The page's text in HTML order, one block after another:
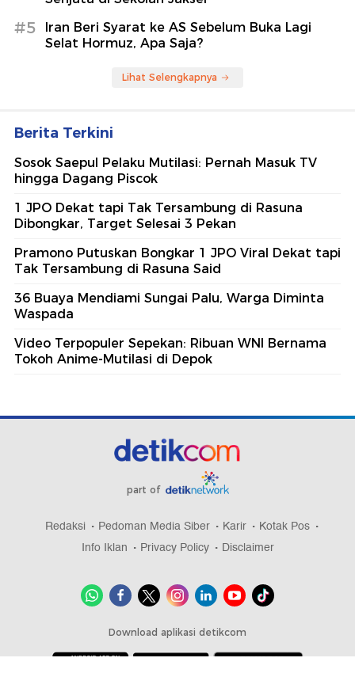
#5
Iran Beri Syarat ke AS Sebelum Buka Lagi
Selat Hormuz, Apa Saja?
Lihat Selengkapnya
Berita Terkini
Sosok Saepul Pelaku Mutilasi: Pernah Masuk TV
hingga Dagang Piscok
1 JPO Dekat tapi Tak Tersambung di Rasuna
Dibongkar, Target Selesai 3 Pekan
Pramono Putuskan Bongkar 1 JPO Viral Dekat tapi
Tak Tersambung di Rasuna Said
36 Buaya Mendiami Sungai Palu, Warga Diminta
Waspada
Video Terpopuler Sepekan: Ribuan WNI Bernama
Tokoh Anime-Mutilasi di Depok
part of
Redaksi Pedoman Media Siber Karir
Kotak Pos
Info Iklan
Privacy Policy Disclaimer
Download aplikasi detikcom